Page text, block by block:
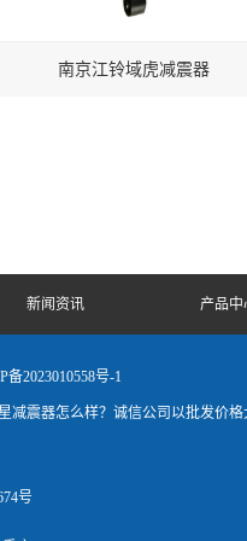
南京江铃域虎减震器
新闻资讯 产品中
备2023010558号-1
减震器怎么样？诚信公司以批发价
号